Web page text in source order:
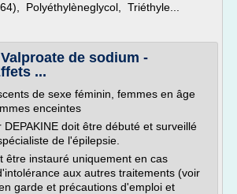
Polyéthylèneglycol, Triéthyle...
de sodium -
...
de sexe féminin, femmes en âge
enceintes
doit être débuté et surveillé
de l'épilepsie.
être instauré uniquement en cas
aux autres traitements (voir
garde et précautions d'emploi et